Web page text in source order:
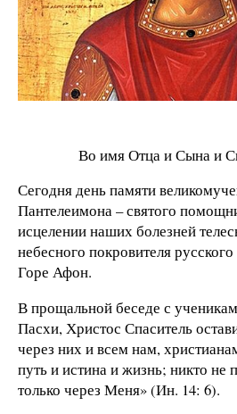
Во имя Отца и Сына и
Сегодня день памяти
Пантелеимона – святого
исцелении наших болезней
небесного покровителя
Горе Афон.
В прощальной беседе с
Пасхи, Христос Спаситель
через них и всем нам,
путь и истина и жизнь; никто не
только через Меня» (Ин. 14: 6).